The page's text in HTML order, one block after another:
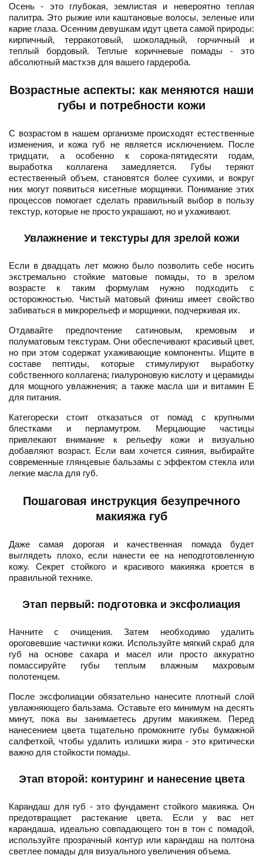
Осень - это глубокая, землистая и невероятно теплая
палитра. Это рыжие или каштановые волосы, зеленые или
карие глаза. Осенним девушкам идут цвета самой природы:
кирпичный, терракотовый, шоколадный, горчичный и
теплый бордовый. Теплые коричневые помады - это
абсолютный мастхэв для вашего гардероба.
Возрастные аспекты: как меняются наши
губы и потребности кожи
С возрастом в нашем организме происходят естественные
изменения, и кожа губ не является исключением. После
тридцати, а особенно к сорока-пятидесяти годам,
выработка коллагена замедляется. Губы теряют
естественный объем, становятся более сухими, и вокруг
них могут появиться кисетные морщинки. Понимание этих
процессов помогает сделать правильный выбор в пользу
текстур, которые не просто украшают, но и ухаживают.
Увлажнение и текстуры для зрелой кожи
Если в двадцать лет можно было позволить себе носить
экстремально стойкие матовые помады, то в зрелом
возрасте к таким формулам нужно подходить с
осторожностью. Чистый матовый финиш имеет свойство
забиваться в микрорельеф и морщинки, подчеркивая их.
Отдавайте предпочтение сатиновым, кремовым и
полуматовым текстурам. Они обеспечивают красивый цвет,
но при этом содержат ухаживающие компоненты. Ищите в
составе пептиды, которые стимулируют выработку
собственного коллагена; гиалуроновую кислоту и церамиды
для мощного увлажнения; а также масла ши и витамин Е
для питания.
Категорески стоит отказаться от помад с крупными
блестками и перламутром. Мерцающие частицы
привлекают внимание к рельефу кожи и визуально
добавляют возраст. Если вам хочется сияния, выбирайте
современные глянцевые бальзамы с эффектом стекла или
легкие масла для губ.
Пошаговая инструкция безупречного
макияжа губ
Даже самая дорогая и качественная помада будет
выглядеть плохо, если нанести ее на неподготовленную
кожу. Секрет стойкого и красивого макияжа кроется в
правильной технике.
Этап первый: подготовка и эксфолиация
Начните с очищения. Затем необходимо удалить
ороговевшие частички кожи. Используйте мягкий скраб для
губ на основе сахара и масел или просто аккуратно
помассируйте губы теплым влажным махровым
полотенцем.
После эксфолиации обязательно нанесите плотный слой
увлажняющего бальзама. Оставьте его минимум на десять
минут, пока вы занимаетесь другим макияжем. Перед
нанесением цвета тщательно промокните губы бумажной
салфеткой, чтобы удалить излишки жира - это критически
важно для стойкости помады.
Этап второй: контуринг и нанесение цвета
Карандаш для губ - это фундамент стойкого макияжа. Он
предотвращает растекание цвета. Если у вас нет
карандаша, идеально совпадающего тон в тон с помадой,
используйте прозрачный контур или карандаш на полтона
светлее помады для визуального увеличения объема.